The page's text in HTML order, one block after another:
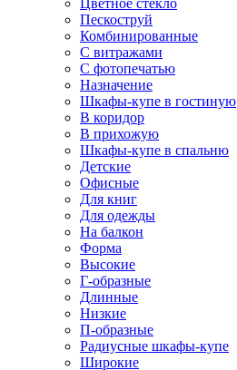
Цветное стекло
Пескоструй
Комбинированные
С витражами
С фотопечатью
Назначение
Шкафы-купе в гостиную
В коридор
В прихожую
Шкафы-купе в спальню
Детские
Офисные
Для книг
Для одежды
На балкон
Форма
Высокие
Г-образные
Длинные
Низкие
П-образные
Радиусные шкафы-купе
Широкие